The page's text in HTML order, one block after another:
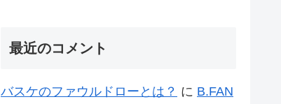
最近のコメント
バスケのファウルドローとは？ に B.FAN